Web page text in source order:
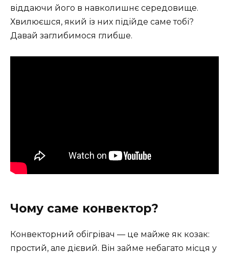
віддаючи його в навколишнє середовище.
Хвилюєшся, який із них підійде саме тобі?
Давай заглибимося глибше.
Чому саме конвектор?
Конвекторний обігрівач — це майже як козак:
простий, але дієвий. Він займе небагато місця у